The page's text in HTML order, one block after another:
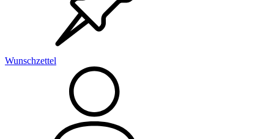
Wunschzettel